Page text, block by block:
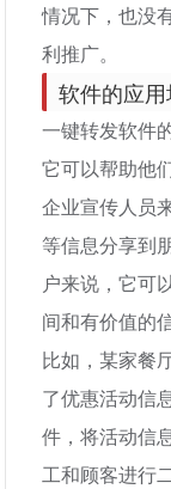
情况下，也没
利推广。
软件的应
一键转发软件
它可以帮助他
企业宣传人员
等信息分享到
户来说，它可
间和有价值的
比如，某家餐
了优惠活动信
件，将活动信
工和顾客进行